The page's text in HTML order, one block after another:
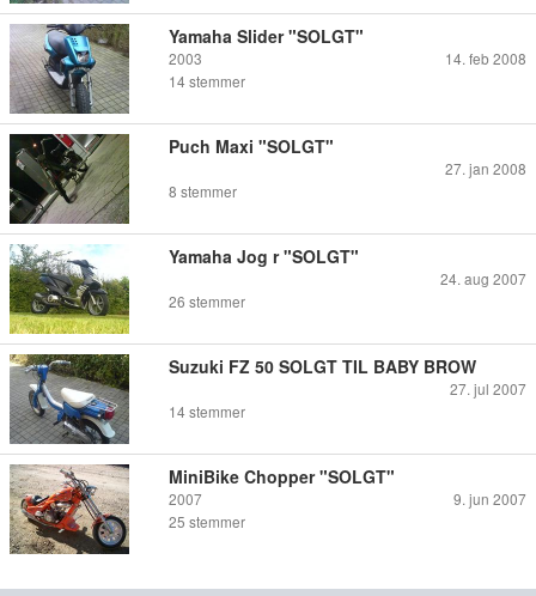
Yamaha Slider "SOLGT"
2003
14. feb 2008
14 stemmer
Puch Maxi "SOLGT"
27. jan 2008
8 stemmer
Yamaha Jog r "SOLGT"
24. aug 2007
26 stemmer
Suzuki FZ 50 SOLGT TIL BABY BROW
27. jul 2007
14 stemmer
MiniBike Chopper "SOLGT"
2007
9. jun 2007
25 stemmer